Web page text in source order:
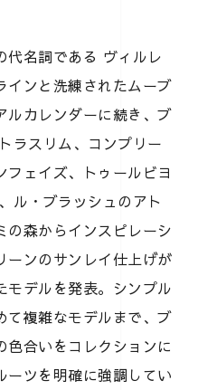
代名詞である ヴィルレ
インと洗練されたムーブ
ルカレンダーに続き、ブ
ラスリム、コンプリー
フェイズ、トゥールビヨ
ル・ブラッシュのアト
の森からインスピレーシ
ーンのサンレイ仕上げが
モデルを発表。シンプル
て複雑なモデルまで、ブ
色合いをコレクションに
ーツを明確に強調してい